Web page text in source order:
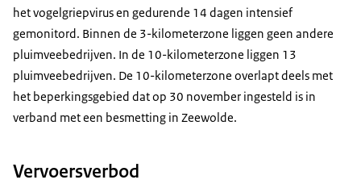
het vogelgriepvirus en gedurende 14 dagen intensief
gemonitord. Binnen de 3-kilometerzone liggen geen andere
pluimveebedrijven. In de 10-kilometerzone liggen 13
pluimveebedrijven. De 10-kilometerzone overlapt deels met
het beperkingsgebied dat op 30 november ingesteld is in
verband met een besmetting in Zeewolde.
Vervoersverbod